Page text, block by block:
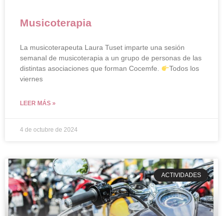
Musicoterapia
La musicoterapeuta Laura Tuset imparte una sesión
semanal de musicoterapia a un grupo de personas de las
distintas asociaciones que forman Cocemfe.
Todos los
viernes
LEER MÁS »
4 de octubre de 2024
ACTIVIDADES